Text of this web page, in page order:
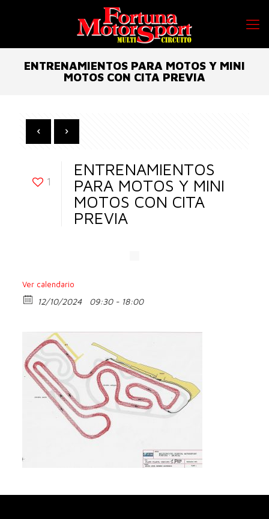
ENTRENAMIENTOS PARA MOTOS Y MINI
MOTOS CON CITA PREVIA
1
ENTRENAMIENTOS
PARA MOTOS Y MINI
MOTOS CON CITA
PREVIA
Ver calendario
12/10/2024 09:30 - 18:00